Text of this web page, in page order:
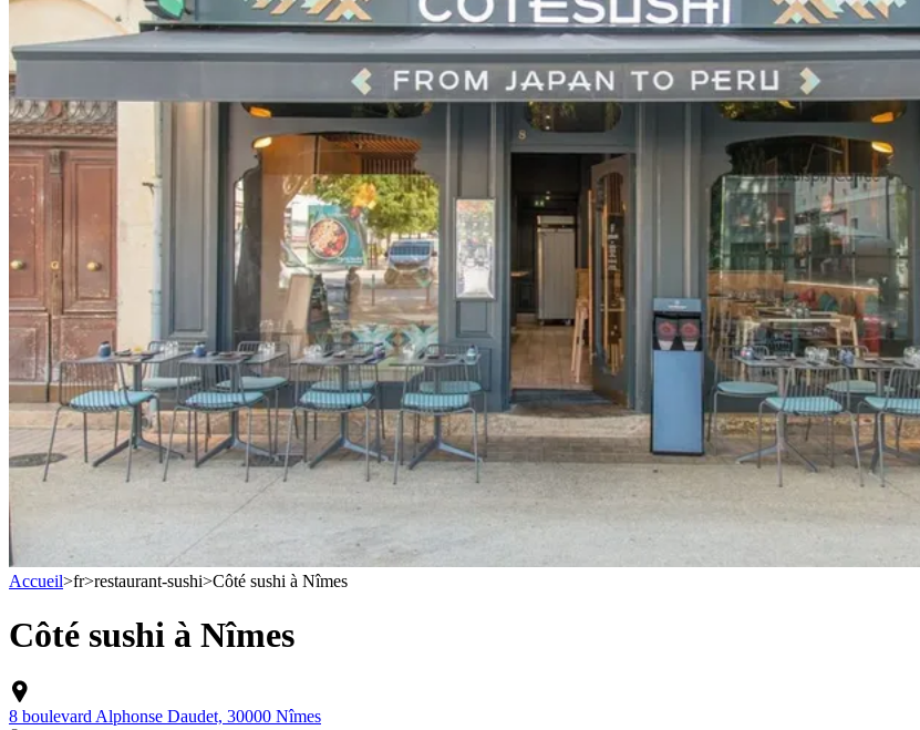
Accueil>fr>restaurant-sushi>Côté sushi à Nîmes
Côté sushi à Nîmes
8 boulevard Alphonse Daudet, 30000 Nîmes